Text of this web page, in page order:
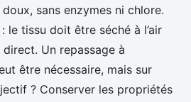
sans enzymes ni chlore.
le tissu doit être séché à l’air
direct. Un repassage à
être nécessaire, mais sur
? Conserver les propriétés